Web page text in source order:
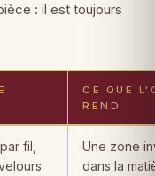
: il est toujours
CE QUE
REND
fil,
Une zone
dans la